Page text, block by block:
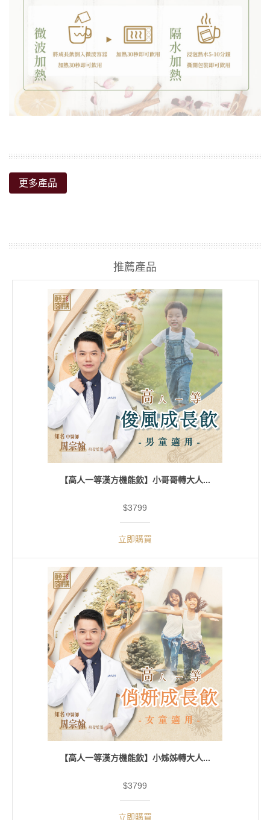
更多產品
推薦產品
【高人一等漢方機能飲】小哥哥轉大人...
$3799
立即購買
【高人一等漢方機能飲】小姊姊轉大人...
$3799
立即購買